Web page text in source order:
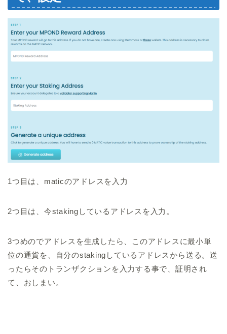
1つ目は、maticのアドレスを入力
2つ目は、今stakingしているアドレスを入力。
3つめのでアドレスを生成したら、このアドレスに最小単
位の通貨を、自分のstakingしているアドレスから送る。送
ったらそのトランザクションを入力する事で、証明され
て、おしまい。